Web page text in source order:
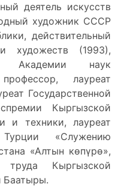
деятель искусств
художник СССР
действительный
художеств (1993),
Академии наук
лауреат
Государственной
Кыргызской
и техники, лауреат
«Служению
«Алтын көпүрө»,
труда Кыргызской
Баатыры.